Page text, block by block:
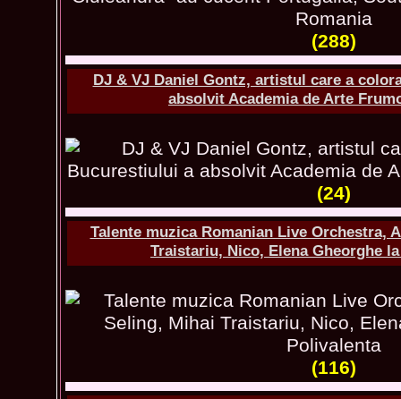
(288)
DJ & VJ Daniel Gontz, artistul care a
absolvit Academia de Arte
(24)
Talente muzica Romanian Live Orchestra,
Traistariu, Nico, Elena Gheorghe
(116)